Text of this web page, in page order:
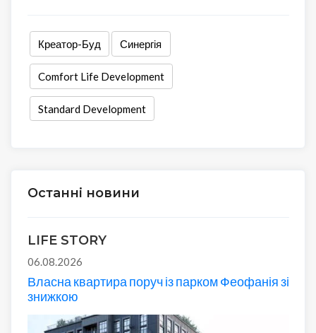
Креатор-Буд Синергія
Comfort Life Development
Standard Development
Останні новини
LIFE STORY
06.08.2026
Власна квартира поруч із парком Феофанія зі
знижкою